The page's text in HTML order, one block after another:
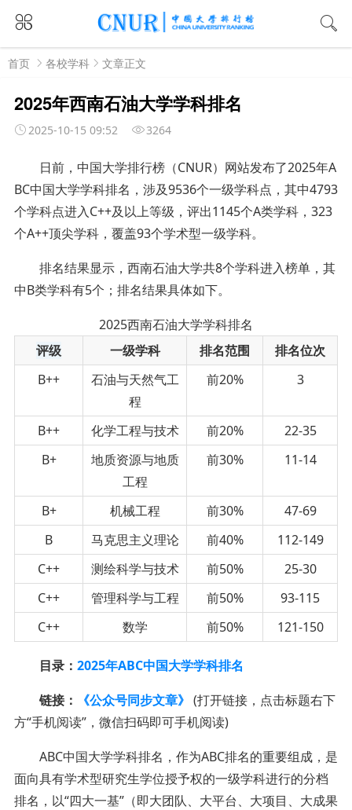
首页 各校学科 文章正文
2025年西南石油大学学科排名
2025-10-15 09:52 3264
日前，中国大学排行榜（CNUR）网站发布了2025年A
BC中国大学学科排名，涉及9536个一级学科点，其中4793
个学科点进入C++及以上等级，评出1145个A类学科，323
个A++顶尖学科，覆盖93个学术型一级学科。
排名结果显示，西南石油大学共8个学科进入榜单，其
中B类学科有5个；排名结果具体如下。
2025西南石油大学学科排名
评级
一级学科 排名范围
排名位次
B++
石油与天然气工
程
前20% 3
B++ 化学工程与技术 前20%
22-35
B+
地质资源与地质
工程
前30% 11-14
B+ 机械工程 前30%
47-69
B
马克思主义理论 前40%
112-149
C++
测绘科学与技术 前50%
25-30
C++
管理科学与工程 前50%
93-115
C++
数学 前50% 121-150
目录： 2025年ABC中国大学学科排名
链接：
《公众号同步文章》 (打开链接，点击标题右下
方“手机阅读”，微信扫码即可手机阅读)
ABC中国大学学科排名，作为ABC排名的重要组成，是
面向具有学术型研究生学位授予权的一级学科进行的分档
排名，以“四大一基”（即大团队、大平台、大项目、大成果